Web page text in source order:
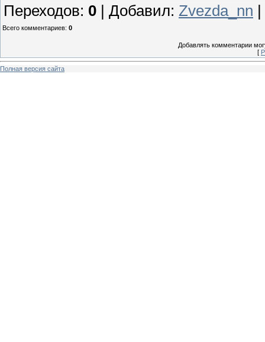
Переходов: 0 | Добавил: Zvezda_nn |
Всего комментариев: 0
Добавлять комментарии
[
Полная версия сайта